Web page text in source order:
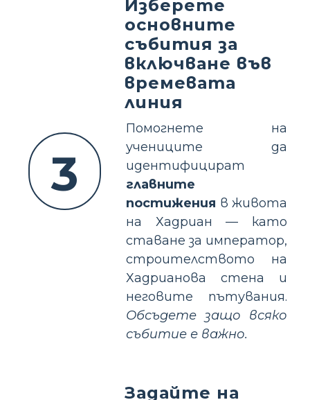
3
Изберете
основните
събития за
включване във
времевата
линия
Помогнете на
учениците да
идентифицират
главните
постижения в живота
на Хадриан — като
ставане за император,
строителството на
Хадрианова стена и
неговите пътувания.
Обсъдете защо всяко
събитие е важно.
Задайте на